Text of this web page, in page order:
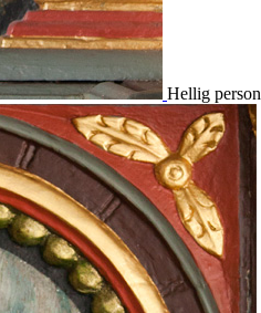
Hellig person